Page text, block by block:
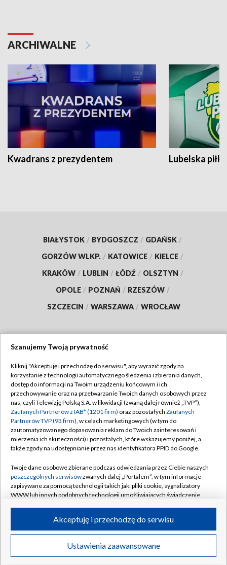
ARCHIWALNE
Kwadrans z prezydentem Lubelska piłka
BIAŁYSTOK / BYDGOSZCZ / GDAŃSK /
GORZÓW WLKP. / KATOWICE / KIELCE /
KRAKÓW / LUBLIN / ŁÓDŹ / OLSZTYN /
OPOLE / POZNAŃ / RZESZÓW /
SZCZECIN / WARSZAWA / WROCŁAW
TVP
Abonament TVP
Emisja w TVP
Centrum informacji TVP
Naziemna Telewizja Cyfrowa
Rada Programowa
System NOS
Informacje o nadawcy
Program dla prasy
Ogłoszenie przetargowe
Regulamin TVP
Polityka prywatności
Moje zgody
Pomoc
Kontakt
Kanały
©2026 Telewizja Polska S.A. w likwidacji
Szanujemy Twoją prywatność
Kliknij "Akceptuję i przechodzę do serwisu", aby wyrazić zgody na
korzystanie z technologii automatycznego śledzenia i zbierania danych,
dostęp do informacji na Twoim urządzeniu końcowym i ich
przechowywanie oraz na przetwarzanie Twoich danych osobowych przez
nas, czyli Telewizję Polską S.A. w likwidacji (zwaną dalej również „TVP”),
Zaufanych Partnerów z IAB* (1201 firm) oraz pozostałych Zaufanych
Partnerów TVP (93 firm), w celach marketingowych (w tym do
zautomatyzowanego dopasowania reklam do Twoich zainteresowań i
mierzenia ich skuteczności) i pozostałych, które wskazujemy poniżej, a
także zgody na udostępnianie przez nas identyfikatora PPID do Google.
Twoje dane osobowe zbierane podczas odwiedzania przez Ciebie naszych
poszczególnych serwisówzwanych dalej „Portalem”, w tym informacje
zapisywane za pomocą technologii takich jak: pliki cookie, sygnalizatory
WWW lub innych podobnych technologii umożliwiających świadczenie
ruchu w Internecie.
Twoje dane osobowe zbierane podczas odwiedzania przez Ciebie
poszczególnych serwisówna Portalu, takie jak adresy IP, identyfikatory
Ustawienia zaawansowane
Akceptuję i przechodzę do serwisu